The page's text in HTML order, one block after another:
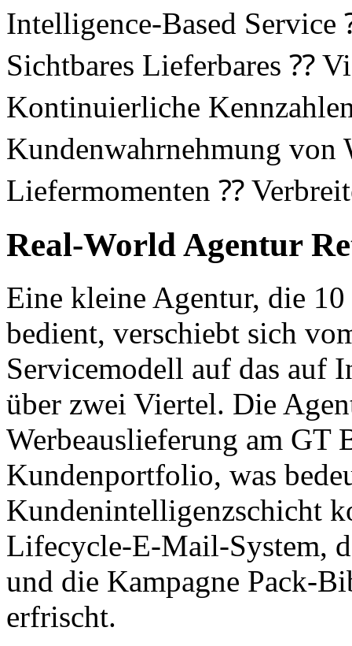
Intelligence-Based
Sichtbares Lieferbares ⁇
Kontinuierliche
Kundenwahrnehmung
Liefermomenten ⁇
Real-World Agentur
Eine kleine Agentur, die
bedient, verschiebt sich
Servicemodell auf das auf
über zwei Viertel. Die
Werbeauslieferung am GT
Kundenportfolio, was
Kundenintelligenzschicht
Lifecycle-E-Mail-System,
und die Kampagne Pack-
erfrischt.